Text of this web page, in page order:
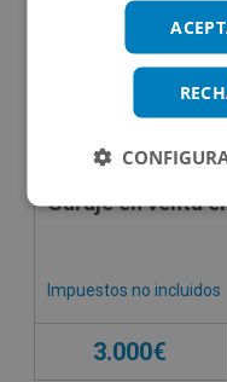
Garaje en venta
Impuestos no incluidos
3.000€